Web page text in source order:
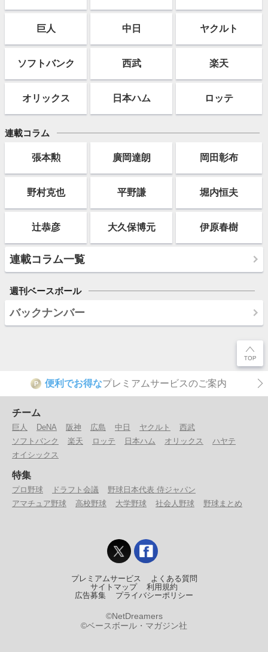
巨人 中日 ヤクルト
ソフトバンク 西武 楽天
オリックス 日本ハム ロッテ
連載コラム
張本勲 廣岡達朗 岡田彰布
野村克也 平野謙 堀内恒夫
辻恭彦 大久保博元 伊原春樹
連載コラム一覧
週刊ベースボール
バックナンバー
P 便利でお得なプレミアムサービスのご案内
チーム
巨人 DeNA 阪神 広島 中日 ヤクルト
西武
ソフトバンク
楽天 ロッテ 日本ハム オリックス
ハヤテ
オイシックス
特集
プロ野球 ドラフト会議
野球日本代表 侍ジャパン
アマチュア野球
高校野球 大学野球 社会人野球 野球まとめ
プレミアムサービス
よくある質問
サイトマップ
利用規約
広告募集
プライバシーポリシー
©NetDreamers
©ベースボール・マガジン社